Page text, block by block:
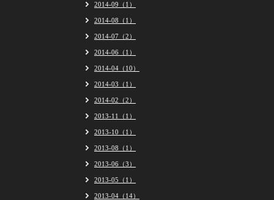
2014-09（1）
2014-08（1）
2014-07（2）
2014-06（1）
2014-04（10）
2014-03（1）
2014-02（2）
2013-11（1）
2013-10（1）
2013-08（1）
2013-06（3）
2013-05（1）
2013-04（14）